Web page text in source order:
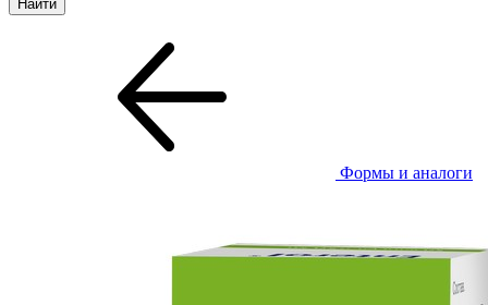
Формы и аналоги